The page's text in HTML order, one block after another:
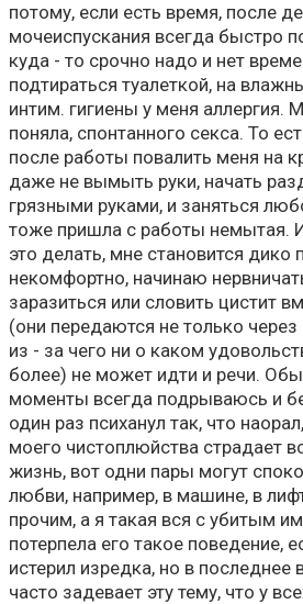
потому, если есть время, после
мочеиспускания всегда быстро
куда - то срочно надо и нет
подтираться туалеткой, на
интим. гигиены у меня аллергия.
поняла, спонтанного секса. То
после работы повалить меня на
даже не вымыть руки, начать
грязными руками, и заняться
тоже пришла с работы немытая.
это делать, мне становится дико
некомфортно, начинаю
заразиться или словить цистит
(они передаются не только
из - за чего ни о каком
более) не может идти и речи.
моменты всегда подрываюсь и
один раз психанул так, что
моего чистоплюйства страдает
жизнь, вот одни пары могут
любви, например, в машине, в
прочим, а я такая вся с убитым
потерпела его такое поведение,
истерил изредка, но в последнее
часто задевает эту тему, что у